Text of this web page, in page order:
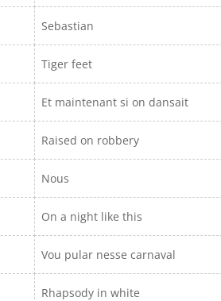
Sebastian
Tiger feet
Et maintenant si on dansait
Raised on robbery
Nous
On a night like this
Vou pular nesse carnaval
Rhapsody in white